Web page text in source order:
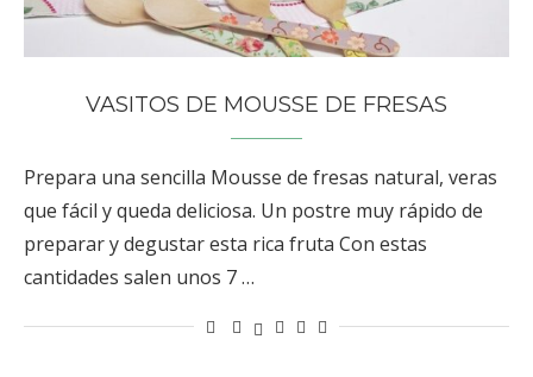
VASITOS DE MOUSSE DE FRESAS
Prepara una sencilla Mousse de fresas natural, veras
que fácil y queda deliciosa. Un postre muy rápido de
preparar y degustar esta rica fruta Con estas
cantidades salen unos 7 …